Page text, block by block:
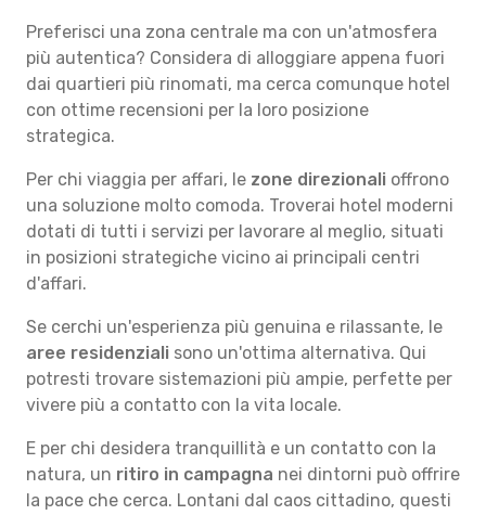
Preferisci una zona centrale ma con un'atmosfera
più autentica? Considera di alloggiare appena fuori
dai quartieri più rinomati, ma cerca comunque hotel
con ottime recensioni per la loro posizione
strategica.
Per chi viaggia per affari, le zone direzionali offrono
una soluzione molto comoda. Troverai hotel moderni
dotati di tutti i servizi per lavorare al meglio, situati
in posizioni strategiche vicino ai principali centri
d'affari.
Se cerchi un'esperienza più genuina e rilassante, le
aree residenziali sono un'ottima alternativa. Qui
potresti trovare sistemazioni più ampie, perfette per
vivere più a contatto con la vita locale.
E per chi desidera tranquillità e un contatto con la
natura, un ritiro in campagna nei dintorni può offrire
la pace che cerca. Lontani dal caos cittadino, questi